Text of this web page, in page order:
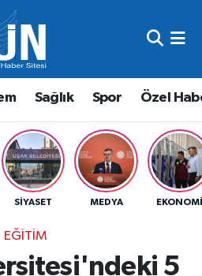
Sağlık Spor Özel
SIYASET MEDYA EKONOMI
EĞITIM
5
Haritası
ve Fikstür